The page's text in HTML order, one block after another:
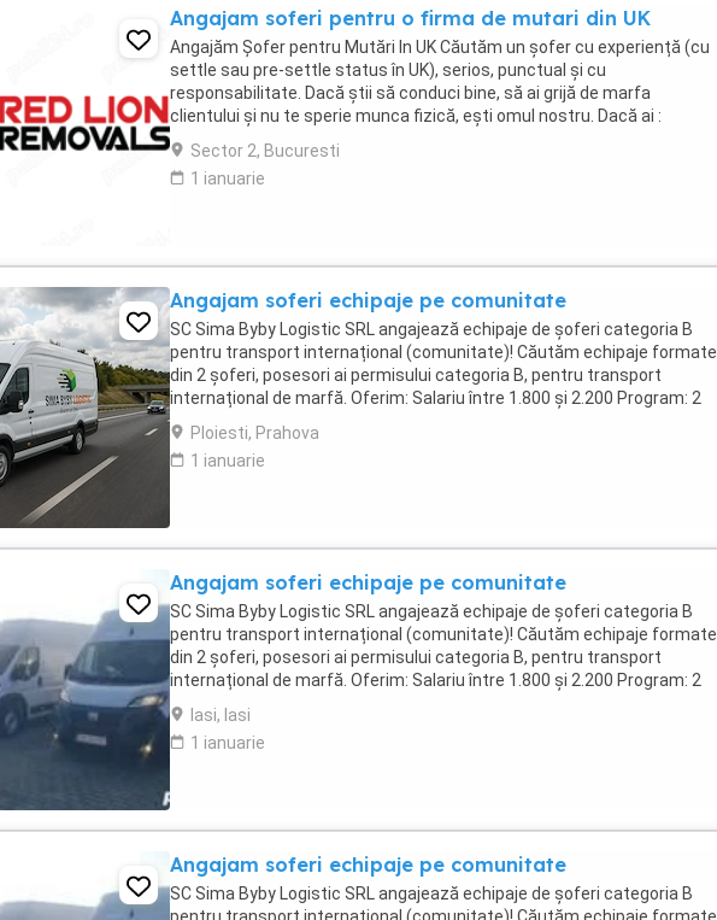
Angajam soferi pentru o firma de mutari din UK
Angajăm Șofer pentru Mutări In UK Căutăm un șofer cu experiență (cu
settle sau pre-settle status în UK), serios, punctual și cu
responsabilitate. Dacă știi să conduci bine, să ai grijă de marfa
clientului și nu te sperie munca fizică, ești omul nostru. Dacă ai :
Permis categoria B (C e bonus) Experiență ...
Sector 2, Bucuresti
1 ianuarie
Angajam soferi echipaje pe comunitate
SC Sima Byby Logistic SRL angajează echipaje de șoferi categoria B
pentru transport internațional (comunitate)! Căutăm echipaje formate
din 2 șoferi, posesori ai permisului categoria B, pentru transport
internațional de marfă. Oferim: Salariu între 1.800 și 2.200 Program: 2
luni plecați 2 săptămâni ...
Ploiesti, Prahova
1 ianuarie
Angajam soferi echipaje pe comunitate
SC Sima Byby Logistic SRL angajează echipaje de șoferi categoria B
pentru transport internațional (comunitate)! Căutăm echipaje formate
din 2 șoferi, posesori ai permisului categoria B, pentru transport
internațional de marfă. Oferim: Salariu între 1.800 și 2.200 Program: 2
luni plecați 2 săptămâni ...
Iasi, Iasi
1 ianuarie
Angajam soferi echipaje pe comunitate
SC Sima Byby Logistic SRL angajează echipaje de șoferi categoria B